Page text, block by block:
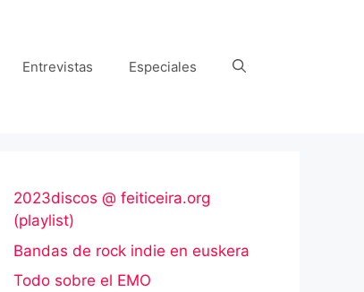
Entrevistas Especiales
2023discos @ feiticeira.org
(playlist)
Bandas de rock indie en euskera
Todo sobre el EMO